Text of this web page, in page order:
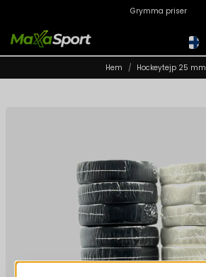
Grymma priser
Hem Hockeytejp 25 mm